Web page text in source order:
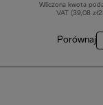
Wliczona kwota
VAT (39,08
Porównaj